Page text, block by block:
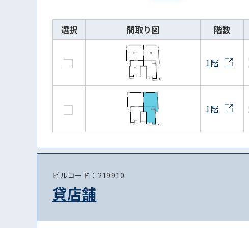
選択 間取り図 階数
1階
1階
ビルコード：219910
貸店舗